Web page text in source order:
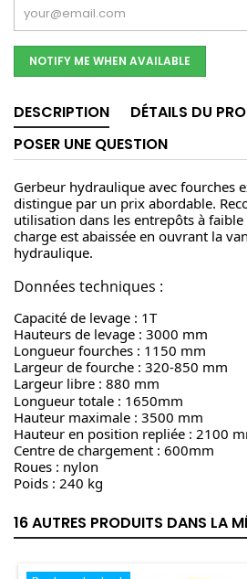
NOTIFY ME WHEN AVAILABLE
DESCRIPTION
DÉTAILS DU
POSER UNE QUESTION
Gerbeur hydraulique avec fourches
distingue par un prix abordable.
utilisation dans les entrepôts à
charge est abaissée en ouvrant la
hydraulique.
Données techniques :
Capacité de levage : 1T
Hauteurs de levage : 3000 mm
Longueur fourches : 1150 mm
Largeur de fourche : 320-850 mm
Largeur libre : 880 mm
Longueur totale : 1650mm
Hauteur maximale : 3500 mm
Hauteur en position repliée : 2100
Centre de chargement : 600mm
Roues : nylon
Poids : 240 kg
16 AUTRES PRODUITS DANS LA